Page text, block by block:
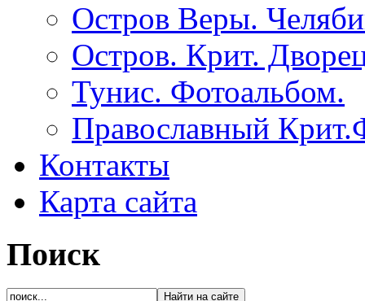
Остров Веры.
Остров. Крит.
Тунис. Фотоальбом.
Православный
Контакты
Карта сайта
Поиск